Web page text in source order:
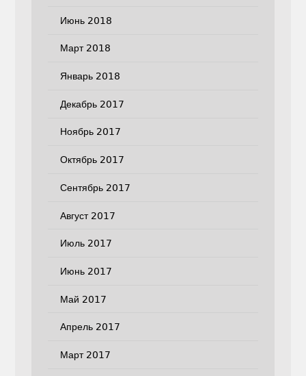
Июнь 2018
Март 2018
Январь 2018
Декабрь 2017
Ноябрь 2017
Октябрь 2017
Сентябрь 2017
Август 2017
Июль 2017
Июнь 2017
Май 2017
Апрель 2017
Март 2017